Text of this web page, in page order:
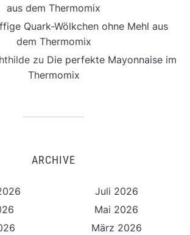
aus dem Thermomix
Quark-Wölkchen ohne Mehl aus
dem Thermomix
zu Die perfekte Mayonnaise im
Thermomix
ARCHIVE
Juli 2026
Mai 2026
März 2026